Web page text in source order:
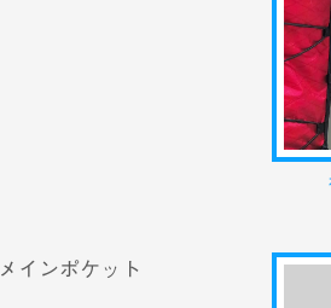
メインポケット